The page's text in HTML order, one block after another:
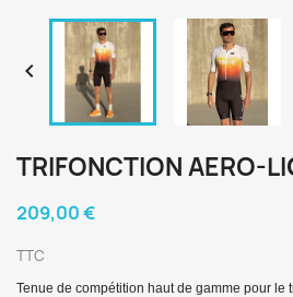

TRIFONCTION AERO-
209,00 €
TTC
Tenue de compétition haut de gamme pour le